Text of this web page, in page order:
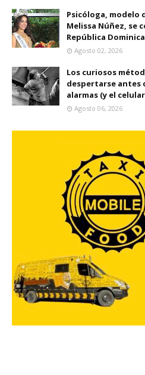
Psicóloga, modelo
Melissa Núñez, se
República
Agosto 02, 2026
Los curiosos
despertarse antes
alarmas (y el
Agosto 06, 2026